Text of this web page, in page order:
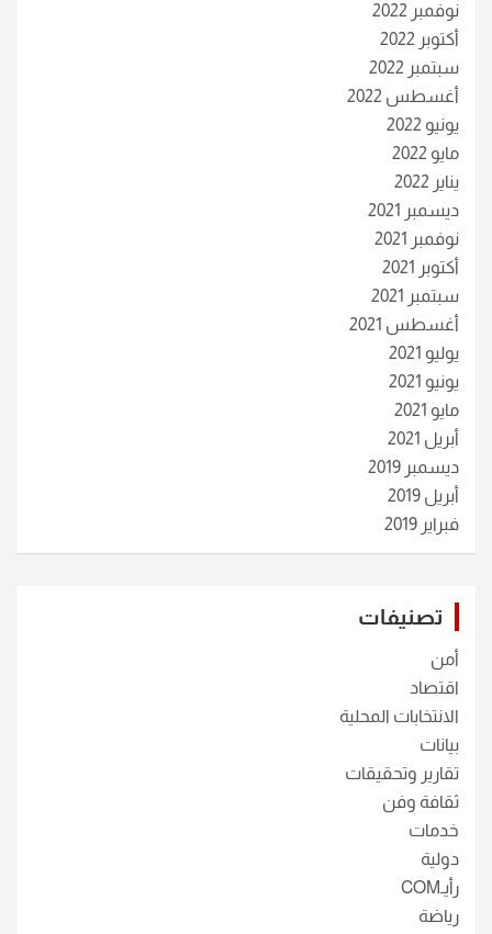
نوفمبر 2022
أكتوبر 2022
سبتمبر 2022
أغسطس 2022
يونيو 2022
مايو 2022
يناير 2022
ديسمبر 2021
نوفمبر 2021
أكتوبر 2021
سبتمبر 2021
أغسطس 2021
يوليو 2021
يونيو 2021
مايو 2021
أبريل 2021
ديسمبر 2019
أبريل 2019
فبراير 2019
تصنيفات
أمن
اقتصاد
الانتخابات المحلية
بيانات
تقارير وتحقيقات
ثقافة وفن
خدمات
دولية
رأيـCOM
رياضة